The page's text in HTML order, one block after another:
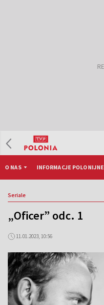
O NAS INFORMACJE POLONIJNE
Seriale
„Oficer” odc. 1
11.01.2023, 10:56